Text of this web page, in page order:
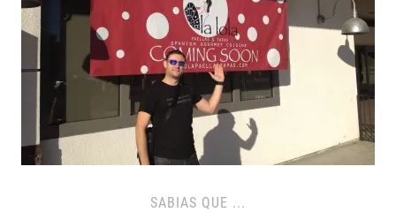
SABIAS QUE ...